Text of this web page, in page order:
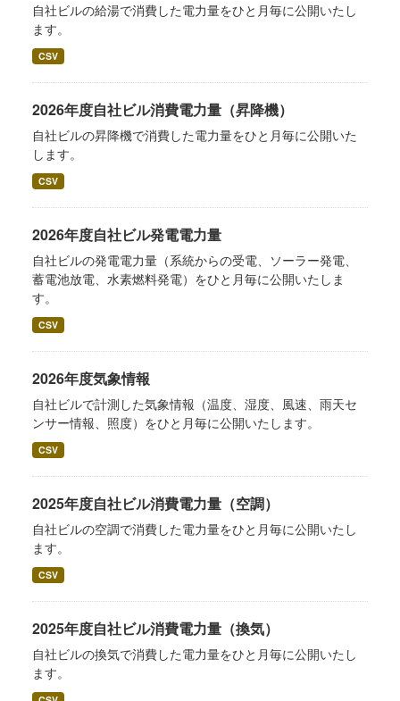
自社ビルの給湯で消費した電力量をひと月毎に公開いたし
ます。
CSV
2026年度自社ビル消費電力量（昇降機）
自社ビルの昇降機で消費した電力量をひと月毎に公開いた
します。
CSV
2026年度自社ビル発電電力量
自社ビルの発電電力量（系統からの受電、ソーラー発電、
蓄電池放電、水素燃料発電）をひと月毎に公開いたしま
す。
CSV
2026年度気象情報
自社ビルで計測した気象情報（温度、湿度、風速、雨天セ
ンサー情報、照度）をひと月毎に公開いたします。
CSV
2025年度自社ビル消費電力量（空調）
自社ビルの空調で消費した電力量をひと月毎に公開いたし
ます。
CSV
2025年度自社ビル消費電力量（換気）
自社ビルの換気で消費した電力量をひと月毎に公開いたし
ます。